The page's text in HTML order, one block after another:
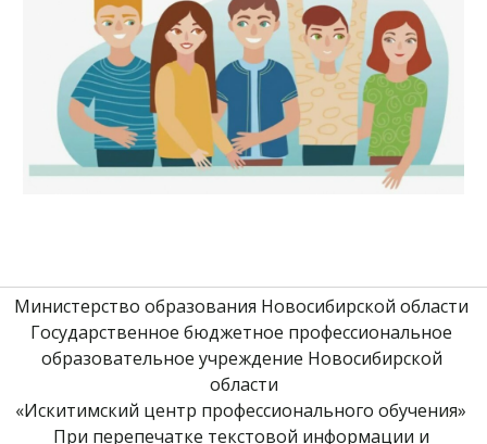
Министерство образования Новосибирской области
Государственное бюджетное профессиональное
образовательное учреждение Новосибирской
области
«Искитимский центр профессионального обучения»
При перепечатке текстовой информации и